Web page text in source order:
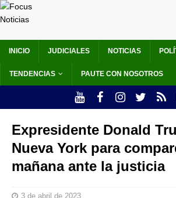
INICIO JUDICIALES NOTICIAS
TENDENCIAS PAUTE CON NOSOTROS
Expresidente Donald
Nueva York para
mañana ante la justicia
3 de abril de 2023